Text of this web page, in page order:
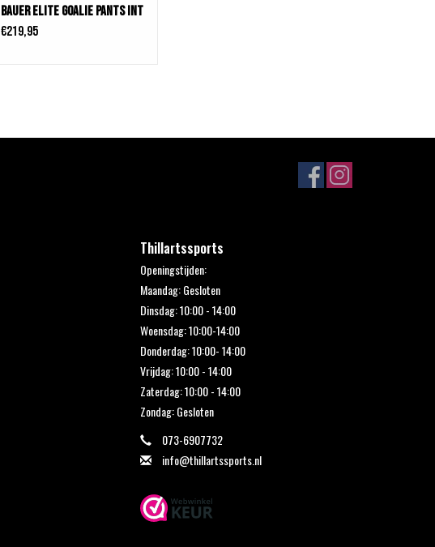
Bauer Elite Goalie Pants Int
€219,95
Thillartssports
Openingstijden:
Maandag: Gesloten
Dinsdag: 10:00 - 14:00
Woensdag: 10:00-14:00
Donderdag: 10:00- 14:00
Vrijdag: 10:00 - 14:00
Zaterdag: 10:00 - 14:00
Zondag: Gesloten
073-6907732
info@thillartssports.nl